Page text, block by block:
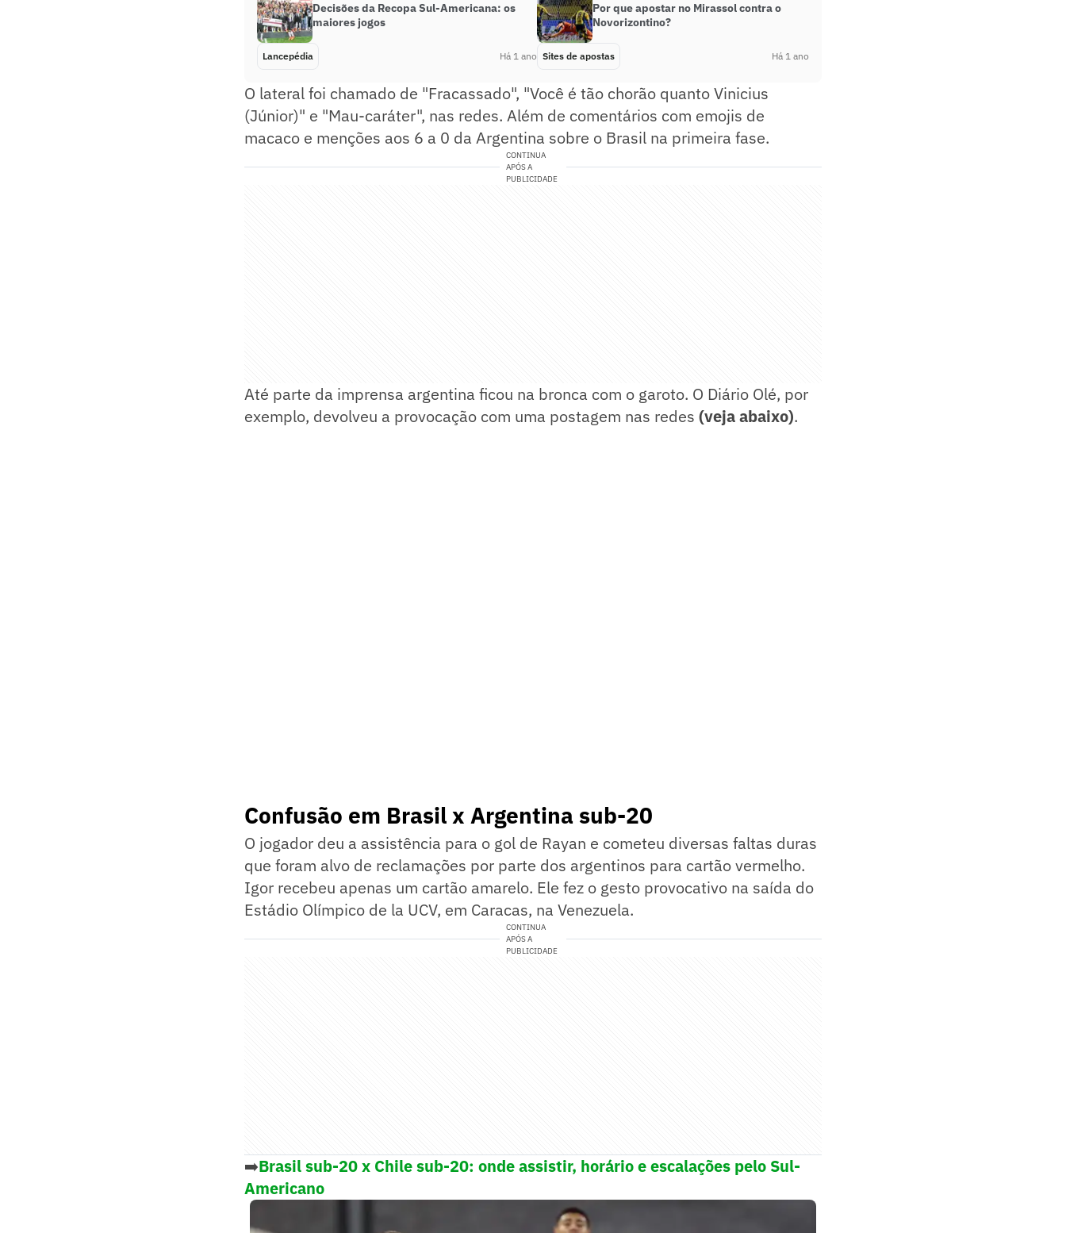
Decisões da Recopa Sul-Americana: os
maiores jogos
Lancepédia Há 1 ano
Por que apostar no Mirassol contra o
Novorizontino?
Sites de apostas Há 1 ano
O lateral foi chamado de "Fracassado", "Você é tão chorão quanto Vinicius
(Júnior)" e "Mau-caráter", nas redes. Além de comentários com emojis de
macaco e menções aos 6 a 0 da Argentina sobre o Brasil na primeira fase.
CONTINUA
APÓS A
PUBLICIDADE
Até parte da imprensa argentina ficou na bronca com o garoto. O Diário Olé, por
exemplo, devolveu a provocação com uma postagem nas redes (veja abaixo).
Confusão em Brasil x Argentina sub-20
O jogador deu a assistência para o gol de Rayan e cometeu diversas faltas duras
que foram alvo de reclamações por parte dos argentinos para cartão vermelho.
Igor recebeu apenas um cartão amarelo. Ele fez o gesto provocativo na saída do
Estádio Olímpico de la UCV, em Caracas, na Venezuela.
CONTINUA
APÓS A
PUBLICIDADE
➡️Brasil sub-20 x Chile sub-20: onde assistir, horário e escalações pelo Sul-
Americano